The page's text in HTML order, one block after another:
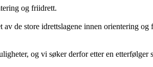
og friidrett.
de store idrettslagene innen orientering
og vi søker derfor etter en etterfølger